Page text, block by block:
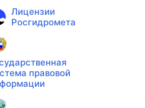
Лицензии
Росгидромета
правовой